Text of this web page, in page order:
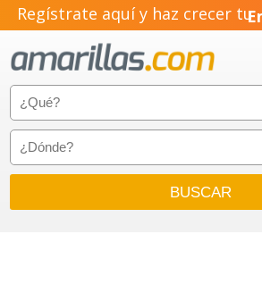
Regístrate aquí y haz crecer tu